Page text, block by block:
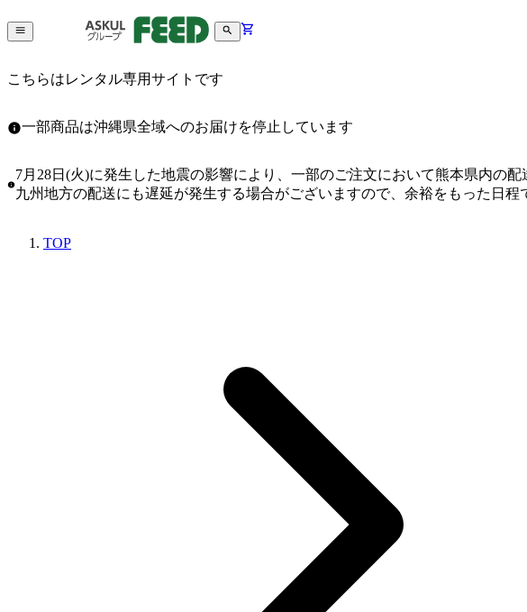
こちらはレンタル専用サイトです
一部商品は沖縄県全域へのお届けを停止しています
7月28日(火)に発生した地震の影響により、一部のご注文において熊本県内の配
九州地方の配送にも遅延が発生する場合がございますので、余裕をもった日程
TOP